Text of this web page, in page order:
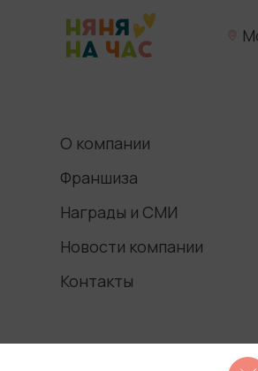
О компании
Франшиза
Награды и СМИ
Новости компании
Контакты